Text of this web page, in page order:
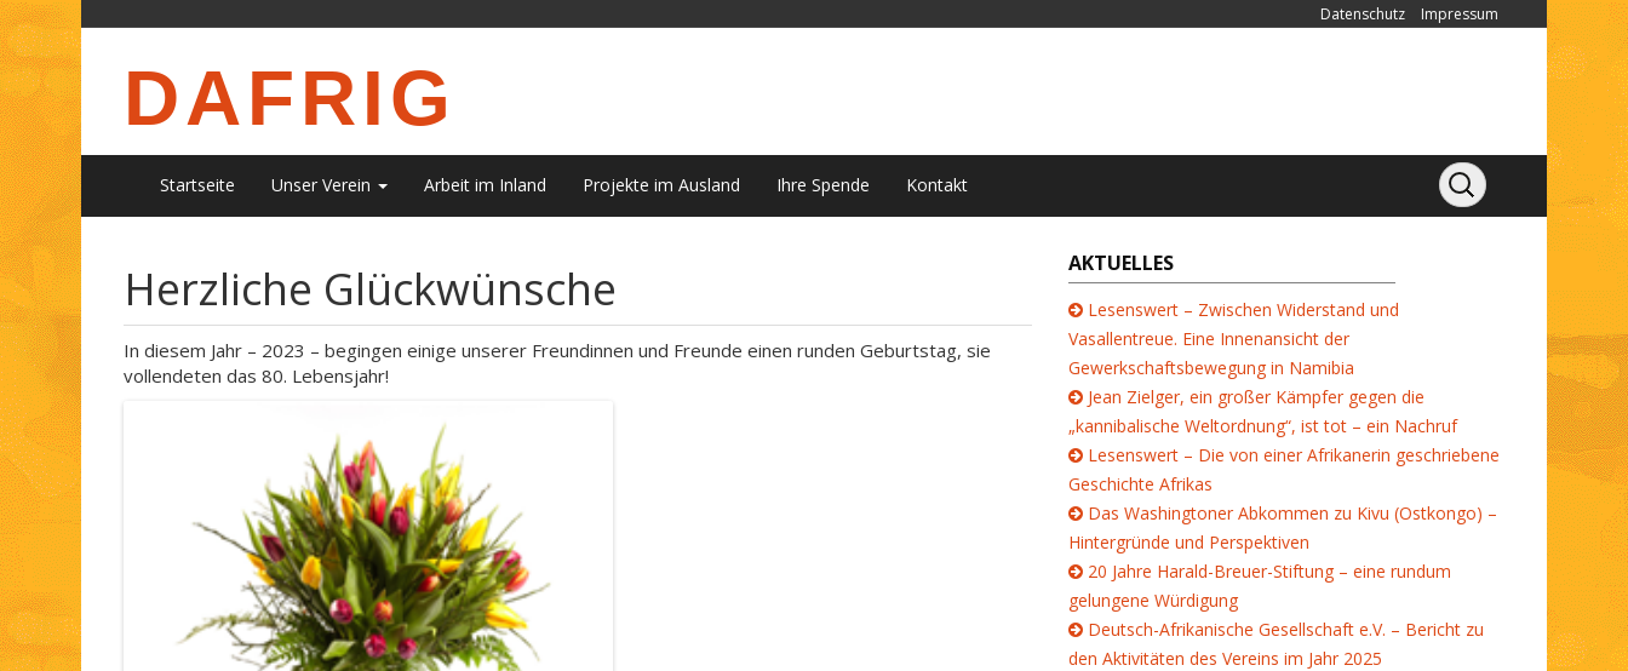
Datenschutz Impressum
DAFRIG
Startseite Unser Verein Arbeit im Inland Projekte im Ausland Ihre Spende Kontakt
Herzliche Glückwünsche
In diesem Jahr – 2023 – begingen einige unserer Freundinnen und Freunde einen runden Geburtstag, sie
vollendeten das 80. Lebensjahr!
AKTUELLES
Lesenswert – Zwischen Widerstand und
Vasallentreue. Eine Innenansicht der
Gewerkschaftsbewegung in Namibia
Jean Zielger, ein großer Kämpfer gegen die
„kannibalische Weltordnung“, ist tot – ein Nachruf
Lesenswert – Die von einer Afrikanerin geschriebene
Geschichte Afrikas
Das Washingtoner Abkommen zu Kivu (Ostkongo) –
Hintergründe und Perspektiven
20 Jahre Harald-Breuer-Stiftung – eine rundum
gelungene Würdigung
Deutsch-Afrikanische Gesellschaft e.V. – Bericht zu
den Aktivitäten des Vereins im Jahr 2025